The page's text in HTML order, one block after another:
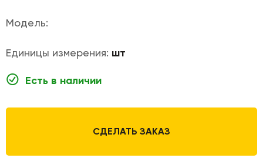
Модель:
Единицы измерения: шт
Есть в наличии
СДЕЛАТЬ ЗАКАЗ